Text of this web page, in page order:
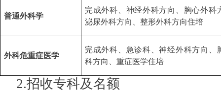
普通外科学
完成外科、神经外科方向、胸心外科
泌尿外科方向、整形外科方向住培
外科危重症医学
完成外科、急诊科、神经外科方向、
科方向
、重症医学住培
2.招收专科及名额